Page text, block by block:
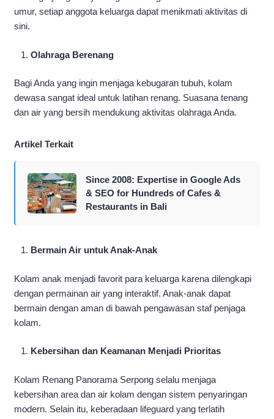
umur, setiap anggota keluarga dapat menikmati aktivitas di
sini.
Olahraga Berenang
Bagi Anda yang ingin menjaga kebugaran tubuh, kolam
dewasa sangat ideal untuk latihan renang. Suasana tenang
dan air yang bersih mendukung aktivitas olahraga Anda.
Artikel Terkait
Since 2008: Expertise in Google Ads
& SEO for Hundreds of Cafes &
Restaurants in Bali
Bermain Air untuk Anak-Anak
Kolam anak menjadi favorit para keluarga karena dilengkapi
dengan permainan air yang interaktif. Anak-anak dapat
bermain dengan aman di bawah pengawasan staf penjaga
kolam.
Kebersihan dan Keamanan Menjadi Prioritas
Kolam Renang Panorama Serpong selalu menjaga
kebersihan area dan air kolam dengan sistem penyaringan
modern. Selain itu, keberadaan lifeguard yang terlatih